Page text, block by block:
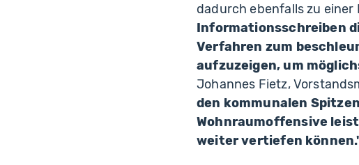
dadurch ebenfalls zu
Informationsschreiben
Verfahren zum
aufzuzeigen, um
Johannes Fietz,
den kommunalen
Wohnraumoffensive
weiter vertiefen